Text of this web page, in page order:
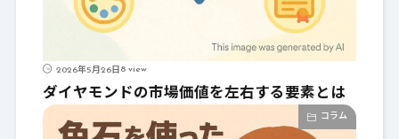
2026年5月26日 8 view
ダイヤモンドの市場価値を左右する要素とは
コラム